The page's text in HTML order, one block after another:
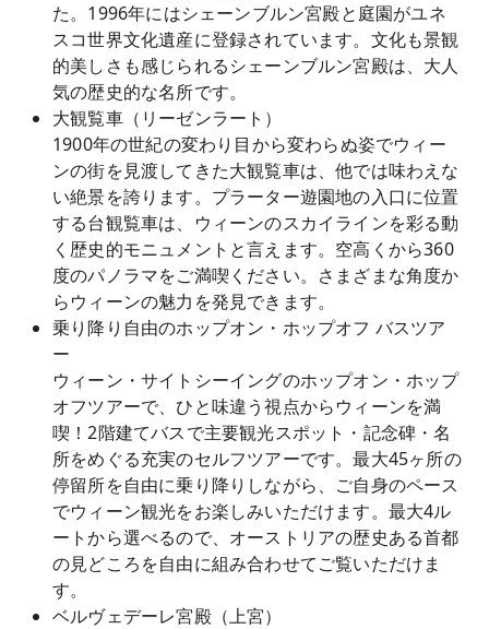
た。1996年にはシェーンブルン宮殿と庭園がユネ
スコ世界文化遺産に登録されています。文化も景観
的美しさも感じられるシェーンブルン宮殿は、大人
気の歴史的な名所です。
大観覧車（リーゼンラート）
1900年の世紀の変わり目から変わらぬ姿でウィー
ンの街を見渡してきた大観覧車は、他では味わえな
い絶景を誇ります。プラーター遊園地の入口に位置
する台観覧車は、ウィーンのスカイラインを彩る動
く歴史的モニュメントと言えます。空高くから360
度のパノラマをご満喫ください。さまざまな角度か
らウィーンの魅力を発見できます。
乗り降り自由のホップオン・ホップオフ バスツア
ー
ウィーン・サイトシーイングのホップオン・ホップ
オフツアーで、ひと味違う視点からウィーンを満
喫！2階建てバスで主要観光スポット・記念碑・名
所をめぐる充実のセルフツアーです。最大45ヶ所の
停留所を自由に乗り降りしながら、ご自身のペース
でウィーン観光をお楽しみいただけます。最大4ル
ートから選べるので、オーストリアの歴史ある首都
の見どころを自由に組み合わせてご覧いただけま
す。
ベルヴェデーレ宮殿（上宮）